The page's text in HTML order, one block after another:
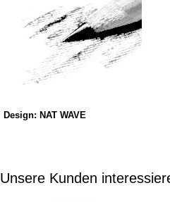
Design: NAT WAVE
Unsere Kunden